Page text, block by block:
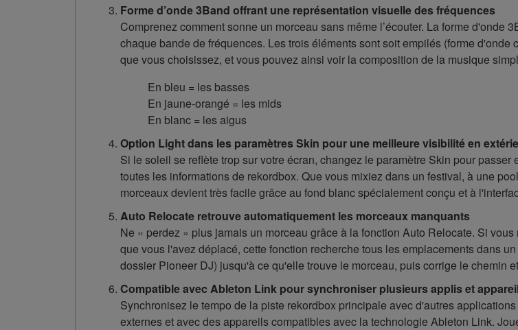
Forme d’onde 3Band offrant une représentation visuelle des fréquences
Comprenez comment sonne un morceau sans même l’écouter. La forme
chaque bande de fréquences. Les trois éléments sont soit empilés (forme
que vous choisissez, et vous pouvez ainsi voir la composition de la musique
En bleu = les basses
En jaune-orangé = les mids
En blanc = les aigus
Option Light dans les paramètres Skin pour une meilleure visibilité en
Si le soleil se reflète trop sur votre écran, changez le paramètre Skin pour
toutes les informations de rekordbox. Que vous mixiez dans un festival, à une
morceaux devient très facile grâce au fond blanc spécialement conçu et à
Auto Relocate retrouve automatiquement les morceaux manquants
Ne « perdez » plus jamais un morceau grâce à la fonction Auto Relocate. Si
que vous l'avez déplacé, cette fonction recherche tous les emplacements dans
dossier Pioneer DJ) jusqu'à ce qu'elle trouve le morceau, puis corrige le chemin
Compatible avec Ableton Link pour synchroniser plusieurs applis et
Synchronisez le tempo de la piste rekordbox principale avec d'autres
externes et avec des appareils compatibles avec la technologie Ableton Link.